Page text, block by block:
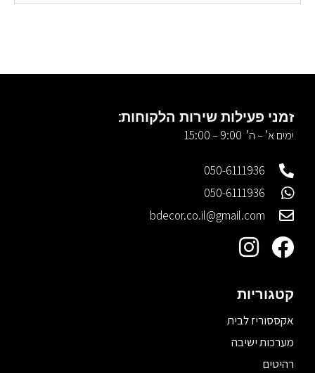
זמני פעילות שירות הלקוחות:
ימים א’ – ה’ 9:00 – 15:00
050-6111936
050-6111936
bdecor.co.il@gmail.com
קטגוריות
אקססוריז לבית
מערכות ישיבה
רהיטים